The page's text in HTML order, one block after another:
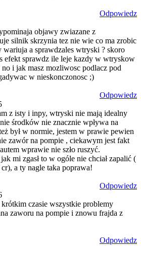
Odpowiedz
objawy zwiazane z
silnik skrzynia tez nie wie co ma zrobic
a sprawdzales wtryski ? skoro
efekt sprawdz ile leje kazdy w wtryskow
i jak masz mozliwosc podlacz pod
w nieskonczonosc ;)
Odpowiedz
z isty i inpy, wtryski nie mają idealny
środków nie znacznie wpływa na
był w normie, jestem w prawie pewien
zawór na pompie , ciekawym jest fakt
wprawie nie szło ruszyć.
mi zgasł to w ogóle nie chciał zapalić (
a ty nagle taka poprawa!
Odpowiedz
czasie wszystkie problemy
zaworu na pompie i znowu frajda z
Odpowiedz